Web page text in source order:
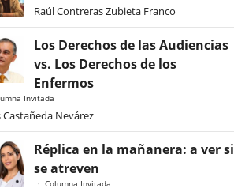
Raúl Contreras Zubieta Franco
Los Derechos de las Audiencias
vs. Los Derechos de los
Enfermos
Invitada
Castañeda Nevárez
Réplica en la mañanera: a ver si
se atreven
Columna Invitada